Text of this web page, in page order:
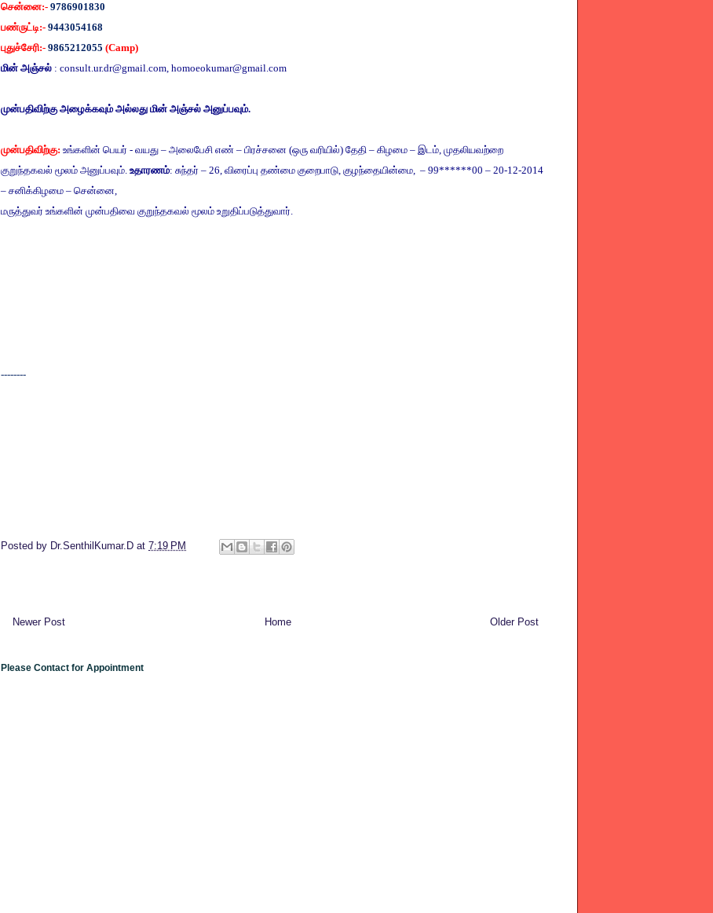
சென்னை:- 9786901830
பண்ருட்டி:- 9443054168
புதுச்சேரி:- 9865212055 (Camp)
மின் அஞ்சல் : consult.ur.dr@gmail.com, homoeokumar@gmail.com
முன்பதிவிற்கு அழைக்கவும் அல்லது மின் அஞ்சல் அனுப்பவும்.
முன்பதிவிற்கு: உங்களின் பெயர் - வயது – அலைபேசி எண் – பிரச்சனை (ஒரு வரியில்) தேதி – கிழமை – இடம், முதலியவற்றை
குறுந்தகவல் மூலம் அனுப்பவும். உதாரணம்: சுந்தர் – 26, விரைப்பு தண்மை குறைபாடு, குழந்தையின்மை, – 99******00 – 20-12-2014
– சனிக்கிழமை – சென்னை,
மருத்துவர் உங்களின் முன்பதிவை குறுந்தகவல் மூலம் உறுதிப்படுத்துவார்.
--------
Posted by Dr.SenthilKumar.D at 7:19 PM
Newer Post Older Post
Home
Please Contact for Appointment